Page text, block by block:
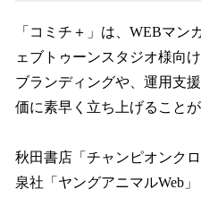
「コミチ＋」は、WEBマン
ェブトゥーンスタジオ様向
ブランディングや、運用支
価に素早く立ち上げることが
秋田書店「チャンピオンク
泉社「ヤングアニマルWeb